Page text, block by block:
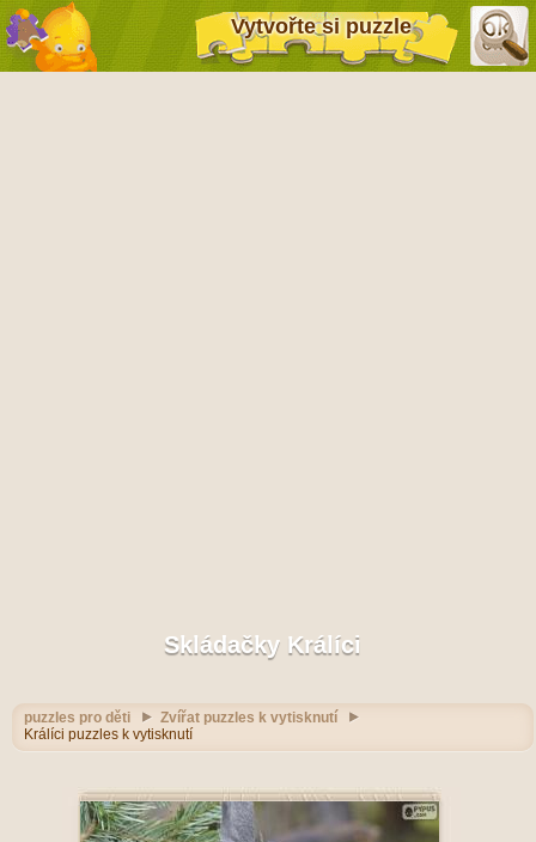
Vytvořte si puzzle
Skládačky Králíci
puzzles pro děti
Zvířat puzzles k vytisknutí
Králíci puzzles k vytisknutí